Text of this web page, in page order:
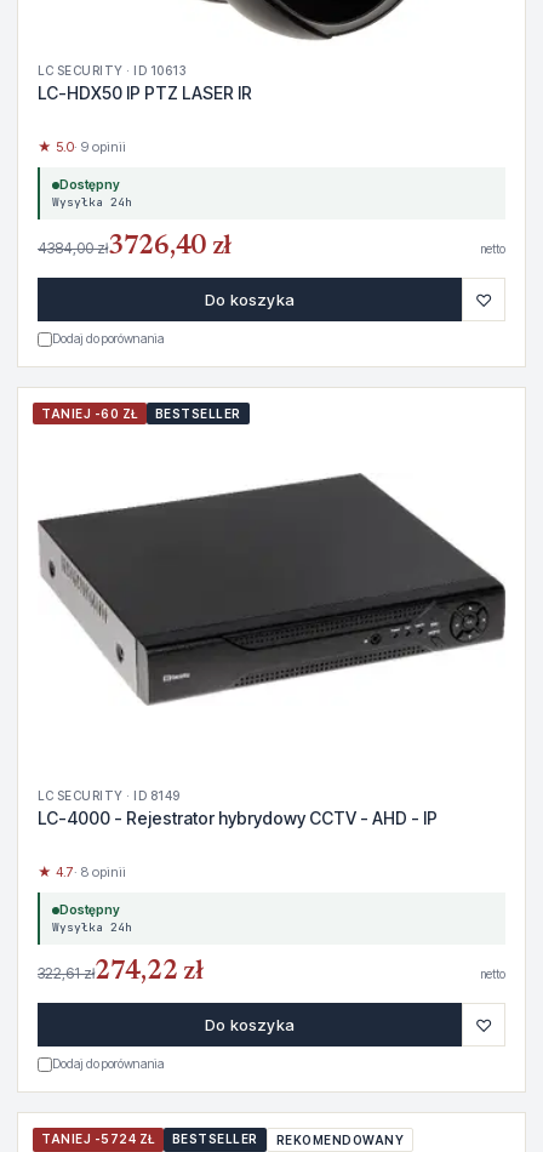
LC SECURITY · ID 10613
LC-HDX50 IP PTZ LASER IR
★ 5.0· 9 opinii
Dostępny
Wysyłka 24h
4384,00 zł3726,40 zł netto
Do koszyka ♡
Dodaj do porównania
TANIEJ -60 ZŁ BESTSELLER
LC SECURITY · ID 8149
LC-4000 - Rejestrator hybrydowy CCTV - AHD - IP
★ 4.7· 8 opinii
Dostępny
Wysyłka 24h
322,61 zł274,22 zł netto
Do koszyka ♡
Dodaj do porównania
TANIEJ -5724 ZŁ BESTSELLER REKOMENDOWANY